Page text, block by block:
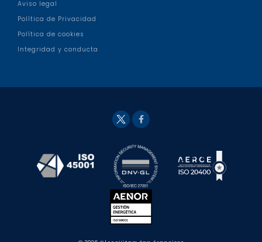
Aviso legal
Política de Privacidad
Política de cookies
Integridad y conducta
ter
eb
ook